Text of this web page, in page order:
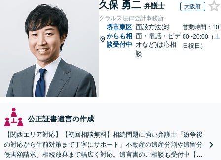
久保 勇二 弁護士 大阪府
クラルス法律会計事務所
堺市東区
からも相
談受付中
面談方法(対
面・電話・ビデ
オなど)は応相
談
営業時間：10:
00~20:00（土
日祝日）
公正証書遺言の作成
【関西エリア対応】【初回相談無料】相続問題に強い弁護士「紛争後
の対応から生前対策まで丁寧にサポート」不動産の遺産分割や遺留分
侵害額請求、相続放棄まで幅広く対応。遺言書のご相談も受付中【夜